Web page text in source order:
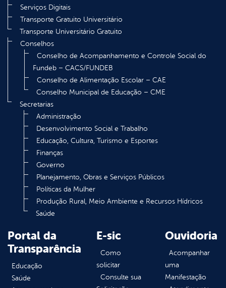
Serviços Digitais
Transporte Gratuito Universitário
Transporte Universitário Gratuito
Conselhos
Conselho de Acompanhamento e Controle Social do
Fundeb – CACS/FUNDEB
Conselho de Alimentação Escolar – CAE
Conselho Municipal de Educação – CME
Secretarias
Administração
Desenvolvimento Social e Trabalho
Educação, Cultura, Turismo e Esportes
Finanças
Governo
Planejamento, Obras e Serviços Públicos
Políticas da Mulher
Produção Rural, Meio Ambiente e Recursos Hídricos
Saúde
Portal da
Transparência
Educação
Saúde
E-sic
Como
solicitar
Consulte sua
Ouvidoria
Acompanhar
uma
Manifestação